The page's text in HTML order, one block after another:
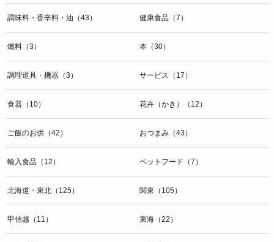
調味料・香辛料・油（43） 健康食品（7）
燃料（3） 本（30）
調理道具・機器（3） サービス（17）
食器（10） 花卉（かき）（12）
ご飯のお供（42） おつまみ（43）
輸入食品（12） ペットフード（7）
北海道・東北（125） 関東（105）
甲信越（11） 東海（22）